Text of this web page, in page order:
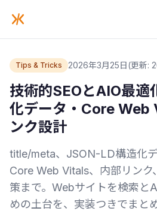
Tips & Tricks 2026年3月25日(更新:
技術的SEOとAIO最適
化データ・Core Web
ンク設計
title/meta、JSON-LD構造化デ
Core Web Vitals、内部リンク
策まで。Webサイトを検索と
めの土台を、実装つきでまとめ